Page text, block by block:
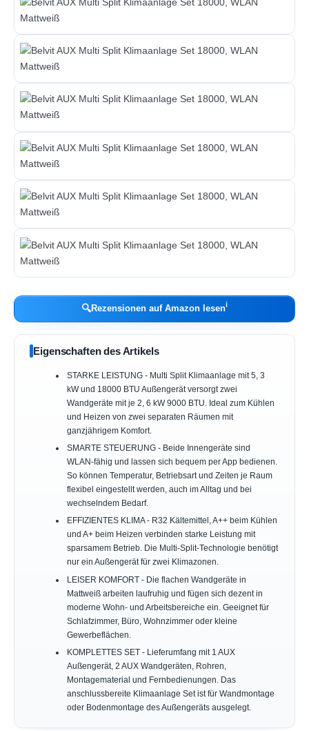
🔍Rezensionen auf Amazon lesenℹ︎
Eigenschaften des Artikels
STARKE LEISTUNG - Multi Split Klimaanlage mit 5, 3
kW und 18000 BTU Außengerät versorgt zwei
Wandgeräte mit je 2, 6 kW 9000 BTU. Ideal zum Kühlen
und Heizen von zwei separaten Räumen mit
ganzjährigem Komfort.
SMARTE STEUERUNG - Beide Innengeräte sind
WLAN-fähig und lassen sich bequem per App bedienen.
So können Temperatur, Betriebsart und Zeiten je Raum
flexibel eingestellt werden, auch im Alltag und bei
wechselndem Bedarf.
EFFIZIENTES KLIMA - R32 Kältemittel, A++ beim Kühlen
und A+ beim Heizen verbinden starke Leistung mit
sparsamem Betrieb. Die Multi-Split-Technologie benötigt
nur ein Außengerät für zwei Klimazonen.
LEISER KOMFORT - Die flachen Wandgeräte in
Mattweiß arbeiten laufruhig und fügen sich dezent in
moderne Wohn- und Arbeitsbereiche ein. Geeignet für
Schlafzimmer, Büro, Wohnzimmer oder kleine
Gewerbeflächen.
KOMPLETTES SET - Lieferumfang mit 1 AUX
Außengerät, 2 AUX Wandgeräten, Rohren,
Montagematerial und Fernbedienungen. Das
anschlussbereite Klimaanlage Set ist für Wandmontage
oder Bodenmontage des Außengeräts ausgelegt.